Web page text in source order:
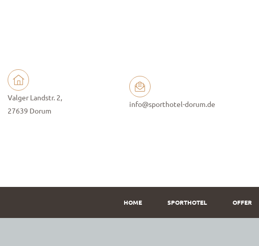
Valger Landstr. 2,
27639 Dorum
info@sporthotel-dorum.de
HOME SPORTHOTEL OFFER